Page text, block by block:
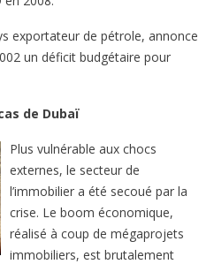
exportateur de pétrole, annonce
un déficit budgétaire pour
de Dubaï
Plus vulnérable aux chocs
externes, le secteur de
l’immobilier a été secoué par la
crise. Le boom économique,
réalisé à coup de mégaprojets
immobiliers, est brutalement